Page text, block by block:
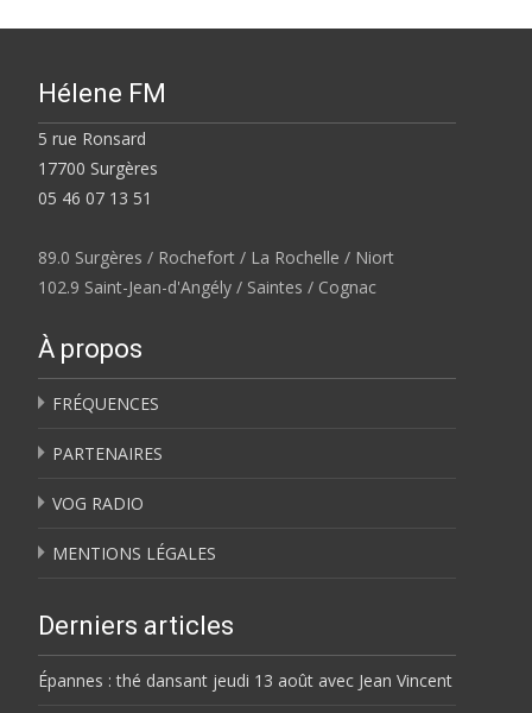
Hélene FM
5 rue Ronsard
17700 Surgères
05 46 07 13 51
89.0 Surgères / Rochefort / La Rochelle / Niort
102.9 Saint-Jean-d'Angély / Saintes / Cognac
À propos
FRÉQUENCES
PARTENAIRES
VOG RADIO
MENTIONS LÉGALES
Derniers articles
Épannes : thé dansant jeudi 13 août avec Jean Vincent